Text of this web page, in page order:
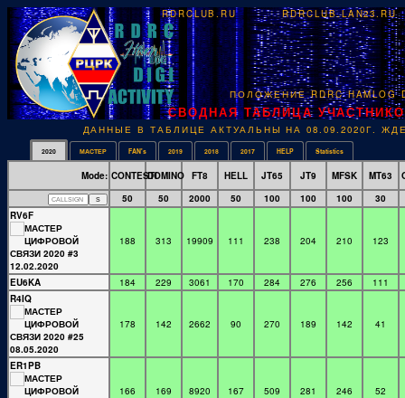
RDRCLUB.RU RDRCLUB.LAN23.RU
ПОЛОЖЕНИЕ RDRC HAMLOG
СВОДНАЯ ТАБЛИЦА УЧАСТНИКОВ
ДАННЫЕ В ТАБЛИЦЕ АКТУАЛЬНЫ НА 08.09.2020Г.
2020 МАСТЕР FAN's 2019 2018 2017 HELP Statistics
Mode: CONTESTIDOMINO FT8 HELL JT65 JT9 MFSK MT63
50
50 2000 50 100 100 100
30
RV6F
188
313 19909 111 238 204 210 123
EU6KA 184 229 3061 170 284 276 256
111
R4IQ
178
142 2662 90 270 189 142 41
ER1PB
166
169 8920 167 509 281 246 52